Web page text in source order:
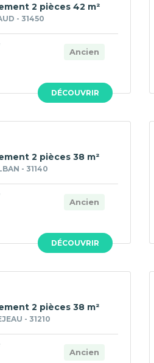
DÉCOUVRIR
2 pièces 42 m²
- 31450
Ancien
DÉCOUVRIR
2 pièces 38 m²
- 31140
Ancien
2 pièces 38 m²
- 31210
Ancien